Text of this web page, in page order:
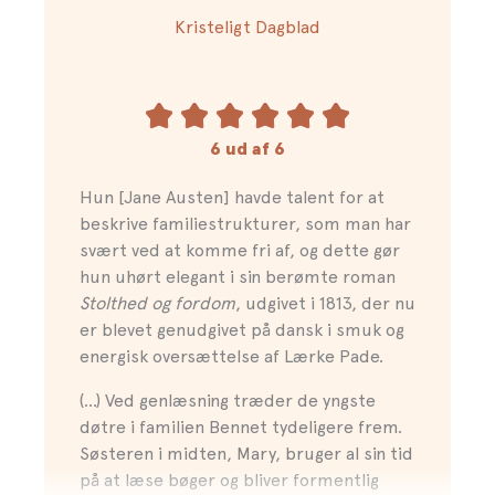
Prize og Orwell Prize for Fiction, og er næste år aktuel
Det universelle
. Hun har skrevet
Denne bog er oversat af Lærke Pade
Kristeligt Dagblad
6 ud af 6
Hun [Jane Austen] havde talent for at
beskrive familiestrukturer, som man har
svært ved at komme fri af, og dette gør
hun uhørt elegant i sin berømte roman
Stolthed og fordom, udgivet i 1813, der nu
er blevet genudgivet på dansk i smuk og
energisk oversættelse af Lærke Pade.
(…) Ved genlæsning træder de yngste
døtre i familien Bennet tydeligere frem.
Søsteren i midten, Mary, bruger al sin tid
på at læse bøger og bliver formentlig